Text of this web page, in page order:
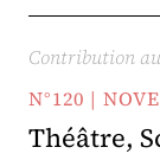
Contribution
N°120 |
Théâtre,